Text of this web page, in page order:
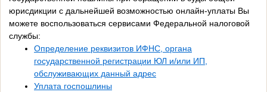
юрисдикции с дальнейшей возможностью онлайн-уплаты Вы
можете воспользоваться сервисами Федеральной налоговой
службы:
Определение реквизитов ИФНС, органа
государственной регистрации ЮЛ и/или ИП,
обслуживающих данный адрес
Уплата госпошлины